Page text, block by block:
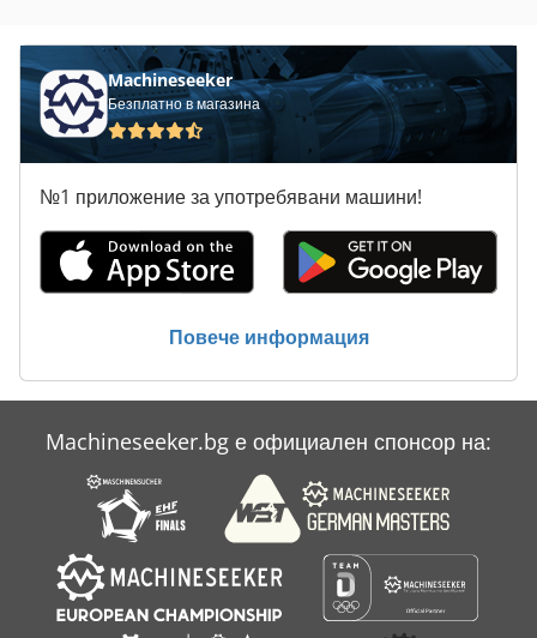
Machineseeker
Безплатно в магазина
№1 приложение за употребявани машини!
Повече информация
Machineseeker.bg е официален спонсор на: